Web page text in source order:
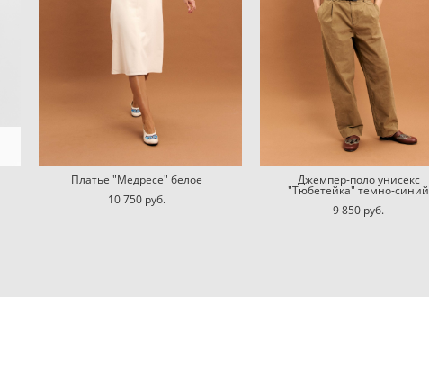
Платье "Медресе" белое
10 750 pуб.
Джемпер-поло унисекс
"Тюбетейка" темно-синий
9 850 pуб.